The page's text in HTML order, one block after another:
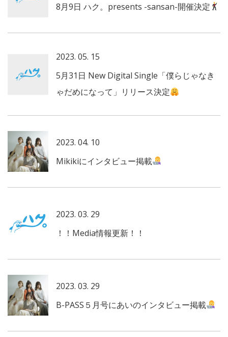
8月9日 ハク。presents -sansan-開催決定
2023. 05. 15
5月31日 New Digital Single「僕らじゃなき
ゃだめになって」リリース決定
2023. 04. 10
Mikikiにインタビュー掲載
2023. 03. 29
！！Media情報更新！！
2023. 03. 29
B-PASS５月号にあいのインタビュー掲載